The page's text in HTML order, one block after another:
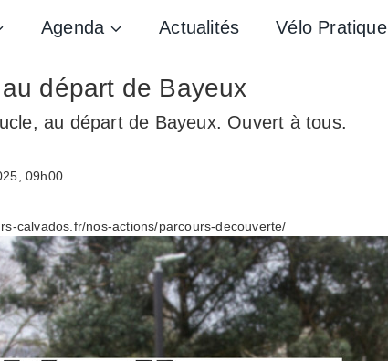
Agenda Actualités Vélo Pratique
départ de Bayeux
au départ de Bayeux. Ouvert à tous.
09h00
calvados.fr/nos-actions/parcours-decouverte/